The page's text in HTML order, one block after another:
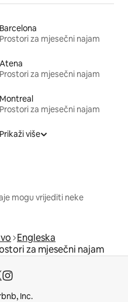
Barcelona
Prostori za mjesečni najam
Atena
Prostori za mjesečni najam
Montreal
Prostori za mjesečni najam
Prikaži više
mogu vrijediti neke
Engleska
za mjesečni najam
Inc.